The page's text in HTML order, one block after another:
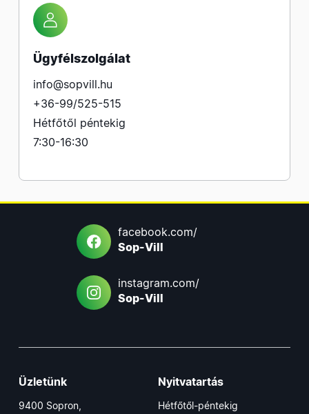
Ügyfélszolgálat
info@sopvill.hu
+36-99/525-515
Hétfőtől péntekig
7:30-16:30
facebook.com/
Sop-Vill
instagram.com/
Sop-Vill
Üzletünk
9400 Sopron,
Nyitvatartás
Hétfőtől-péntekig